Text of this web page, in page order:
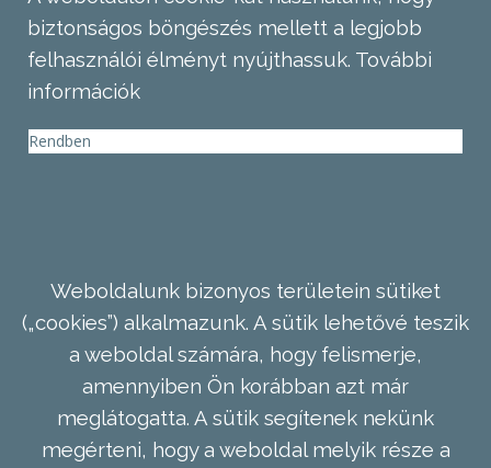
biztonságos böngészés mellett a legjobb
felhasználói élményt nyújthassuk. További
információk
Rendben
Weboldalunk bizonyos területein sütiket
(„cookies”) alkalmazunk. A sütik lehetővé teszik
a weboldal számára, hogy felismerje,
amennyiben Ön korábban azt már
meglátogatta. A sütik segítenek nekünk
megérteni, hogy a weboldal melyik része a